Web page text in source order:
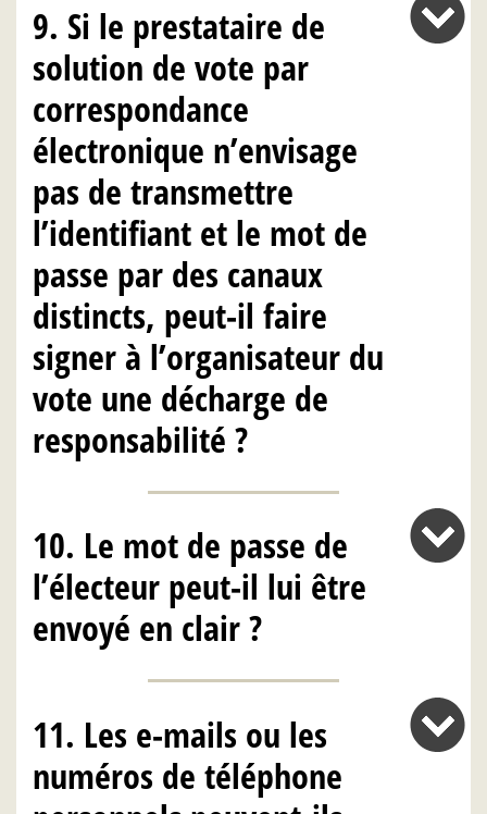
9. Si le prestataire de
solution de vote par
correspondance
électronique n’envisage
pas de transmettre
l’identifiant et le mot de
passe par des canaux
distincts, peut-il faire
signer à l’organisateur du
vote une décharge de
responsabilité ?
10. Le mot de passe de
l’électeur peut-il lui être
envoyé en clair ?
11. Les e-mails ou les
numéros de téléphone